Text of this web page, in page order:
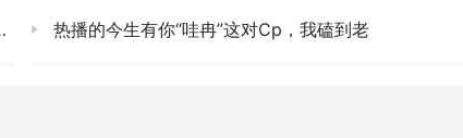
热播的今生有你“哇冉”这对Cp，我磕到老